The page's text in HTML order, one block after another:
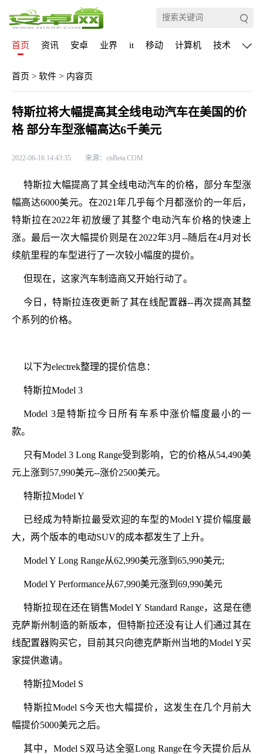
首页 资讯 安卓 业界 it 移动 计算机 技术 通信
首页 > 软件 > 内容页
特斯拉将大幅提高其全线电动汽车在美国的价
格 部分车型涨幅高达6千美元
2022-06-16 14:43:35 来源：cnBeta.COM
特斯拉大幅提高了其全线电动汽车的价格，部分车型涨
幅高达6000美元。在2021年几乎每个月都涨价的一年后，
特斯拉在2022年初放缓了其整个电动汽车价格的快速上
涨。最后一次大幅提价则是在2022年3月--随后在4月对长
续航里程的车型进行了一次较小幅度的提价。
但现在，这家汽车制造商又开始行动了。
今日，特斯拉连夜更新了其在线配置器--再次提高其整
个系列的价格。
以下为electrek整理的提价信息：
特斯拉Model 3
Model 3是特斯拉今日所有车系中涨价幅度最小的一
款。
只有Model 3 Long Range受到影响，它的价格从54,490美
元上涨到57,990美元--涨价2500美元。
特斯拉Model Y
已经成为特斯拉最受欢迎的车型的Model Y提价幅度最
大，两个版本的电动SUV的成本都发生了上升。
Model Y Long Range从62,990美元涨到65,990美元;
Model Y Performance从67,990美元涨到69,990美元
特斯拉现在还在销售Model Y Standard Range，这是在德
克萨斯州制造的新版本，但特斯拉还没有让人们通过其在
线配置器购买它，目前其只向德克萨斯州当地的Model Y买
家提供邀请。
特斯拉Model S
特斯拉Model S今天也大幅提价，这发生在几个月前大
幅提价5000美元之后。
其中，Model S双马达全驱Long Range在今天提价后从